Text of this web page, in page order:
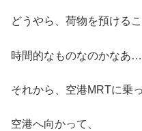
どうやら、荷物を預ける
時間的なものなのかなあ…
それから、空港MRTに乗っ
空港へ向かって、